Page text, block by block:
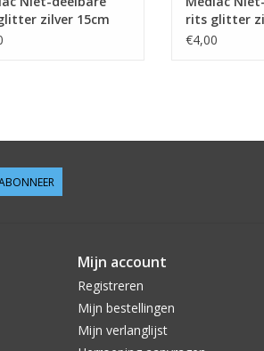
zilver 15cm
rits glitter
€4,00
Mijn account
Registreren
Mijn bestellingen
Mijn verlanglijst